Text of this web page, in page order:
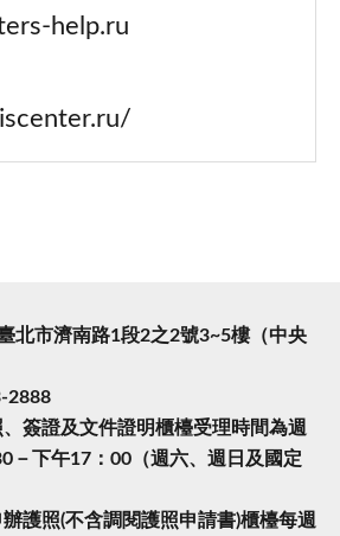
help.ru
北市濟南路1段2之2號3~5樓（中央
2888
簽證及文件證明櫃檯受理時間為週
－下午17：00（週六、週日及國定
辦護照(不含調閱護照申請書)櫃檯每週